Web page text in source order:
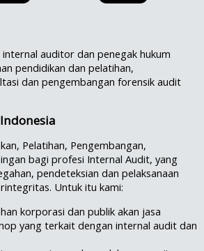
auditor dan penegak hukum
pendidikan dan pelatihan,
dan pengembangan forensik audit
Pelatihan, Pengembangan,
bagi profesi Internal Audit, yang
pendeteksian dan pelaksanaan
Untuk itu kami:
korporasi dan publik akan jasa
yang terkait dengan internal audit dan